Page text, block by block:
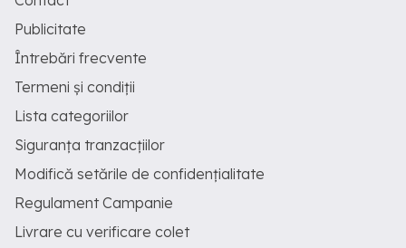
Publicitate
Întrebări frecvente
Termeni și condiții
Lista categoriilor
Siguranța tranzacțiilor
Modifică setările de confidențialitate
Regulament Campanie
Livrare cu verificare colet